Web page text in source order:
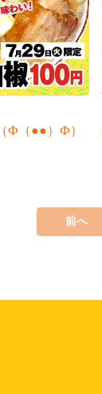
Ф（●●）Ф）
前へ